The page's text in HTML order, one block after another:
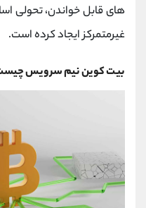
های قابل‌ خواندن، تحولی
غیرمتمرکز ایجاد کرده است.
بیت کوین نیم سرویس